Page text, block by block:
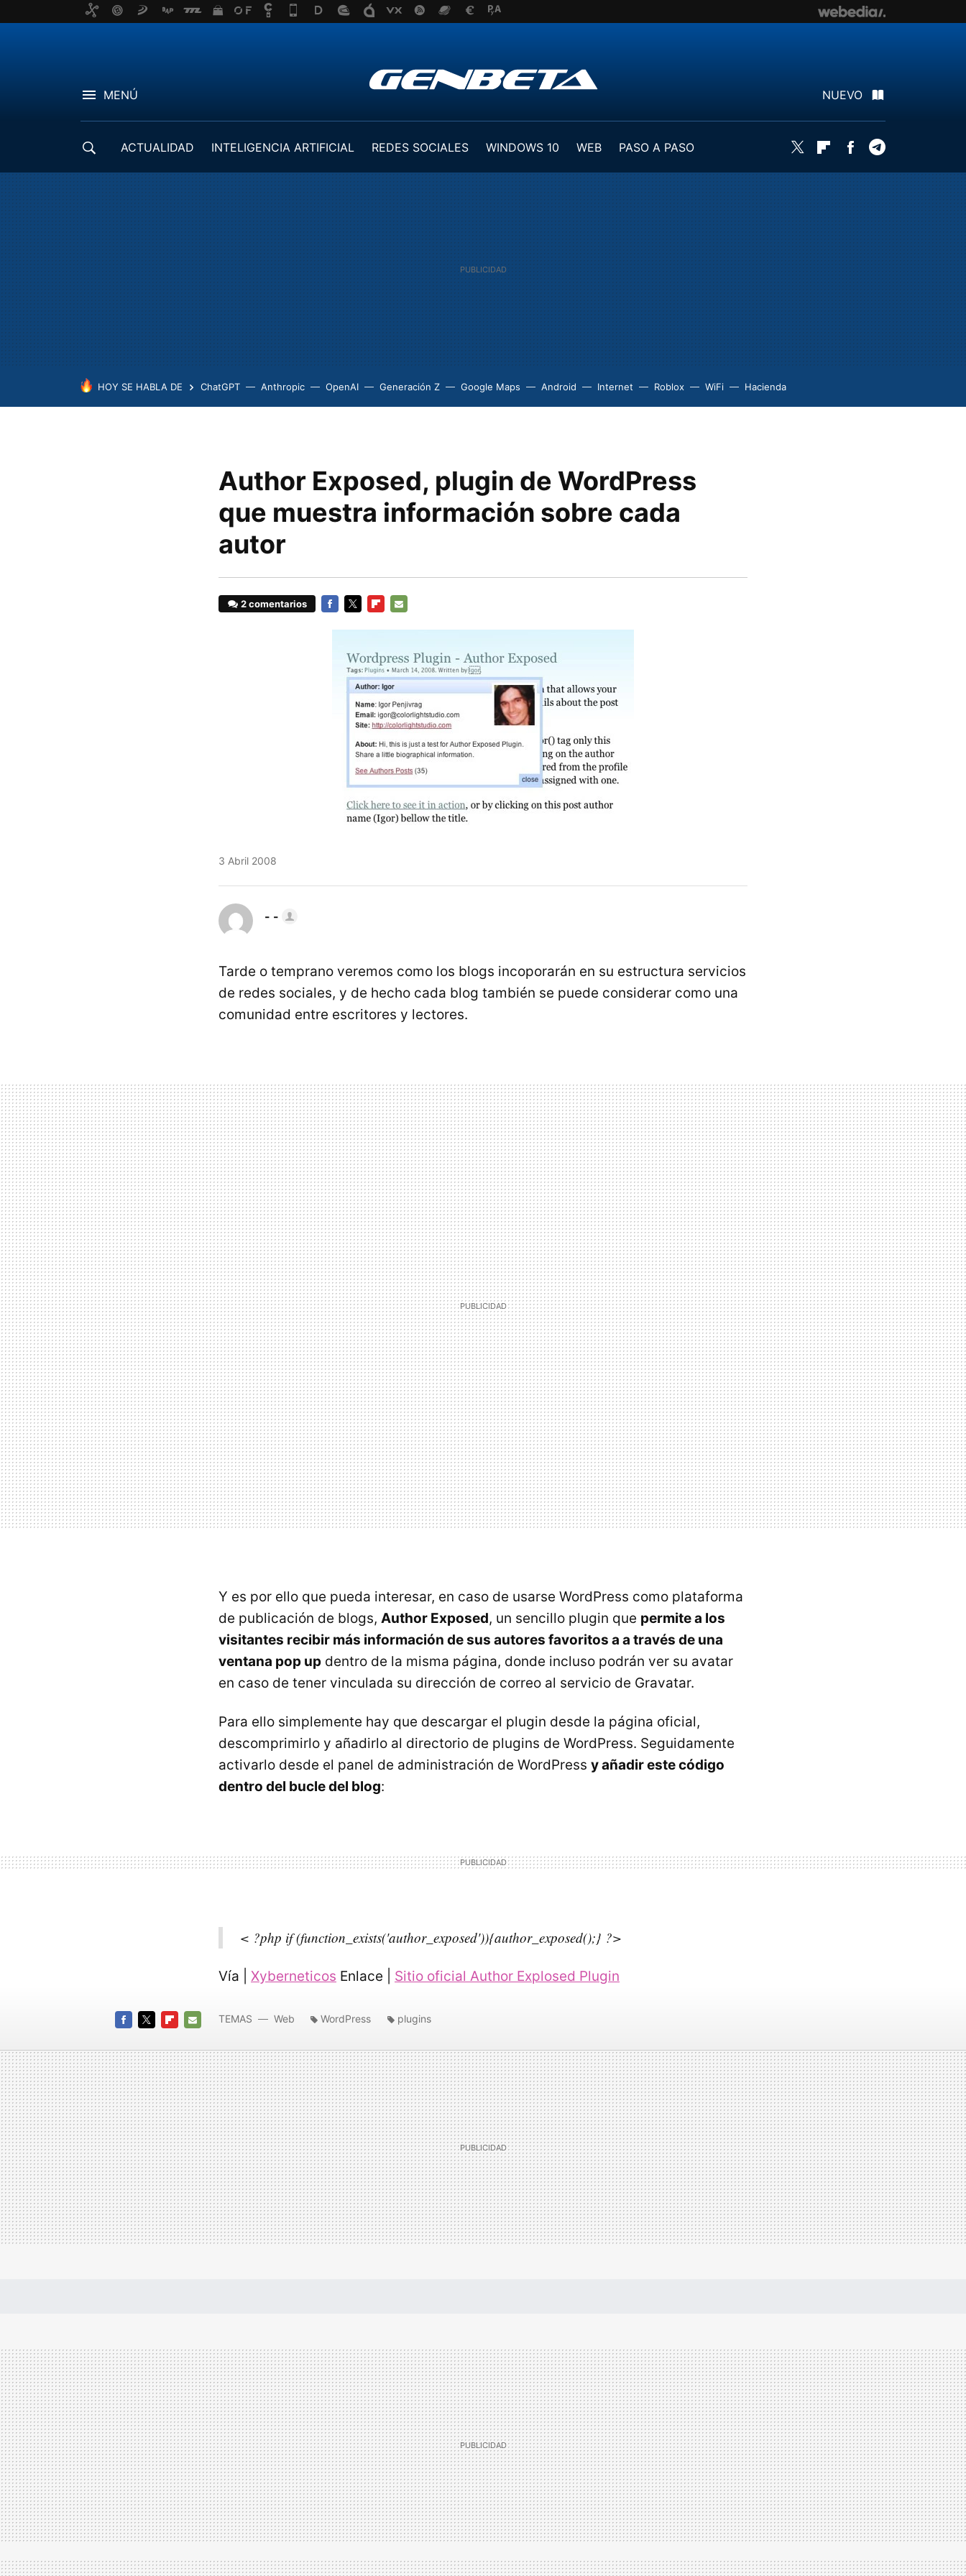
MENÚ NUEVO
ACTUALIDAD INTELIGENCIA ARTIFICIAL REDES SOCIALES WINDOWS 10 WEB
PASO A PASO
Twitter FlipboardFacebook
HOY SE HABLA DE ChatGPT Anthropic OpenAI Generación Z Google Maps Android Internet Roblox WiFi Hacienda
Author Exposed, plugin de WordPress
que muestra información sobre cada
autor
2 comentarios
3 Abril 2008
- -
Tarde o temprano veremos como los blogs incoporarán en su estructura servicios
de redes sociales, y de hecho cada blog también se puede considerar como una
comunidad entre escritores y lectores.
Y es por ello que pueda interesar, en caso de usarse WordPress como plataforma
de publicación de blogs, Author Exposed, un sencillo plugin que permite a los
visitantes recibir más información de sus autores favoritos a a través de una
ventana pop up dentro de la misma página, donde incluso podrán ver su avatar
en caso de tener vinculada su dirección de correo al servicio de Gravatar.
Para ello simplemente hay que descargar el plugin desde la página oficial,
descomprimirlo y añadirlo al directorio de plugins de WordPress. Seguidamente
activarlo desde el panel de administración de WordPress y añadir este código
dentro del bucle del blog:
< ?php if (function_exists('author_exposed')){author_exposed();} ?>
Vía | Xyberneticos Enlace | Sitio oficial Author Explosed Plugin
MAIL
TEMAS Web WordPress plugins